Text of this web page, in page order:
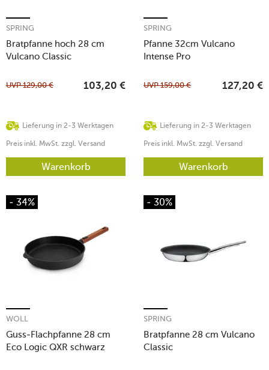
Bratpfanne hoch 28 cm
Vulcano Classic
SPRING
Lieferung in 2-3 Werktagen
UVP129,00 € 103,20 €
Preis inkl. MwSt. zzgl. Versand
Warenkorb
Pfanne 32cm Vulcano
Intense Pro
SPRING
Lieferung in 2-3 Werktagen
UVP159,00 € 127,20 €
Preis inkl. MwSt. zzgl. Versand
Warenkorb
- 34%
Guss-Flachpfanne 28 cm
Eco Logic QXR schwarz
WOLL
- 30%
Bratpfanne 28 cm Vulcano
Classic
SPRING